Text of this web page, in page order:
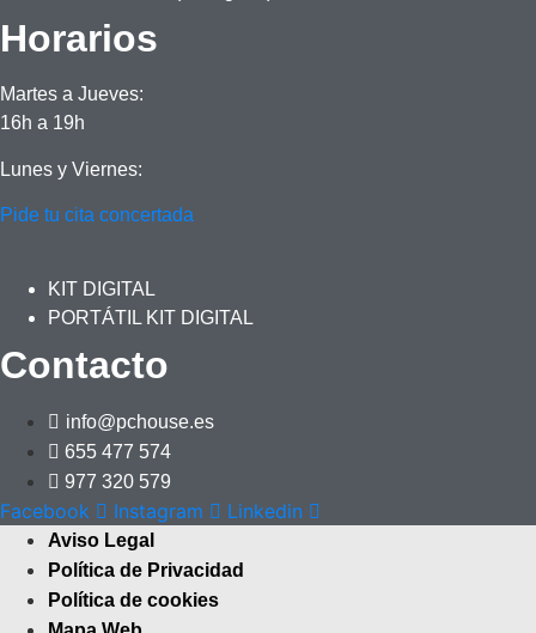
Horarios
Martes a Jueves:
16h a 19h
Lunes y Viernes:
Pide tu cita concertada
KIT DIGITAL
PORTÁTIL KIT DIGITAL
Contacto
info@pchouse.es
655 477 574
977 320 579
Facebook Instagram Linkedin
Aviso Legal
Política de Privacidad
Política de cookies